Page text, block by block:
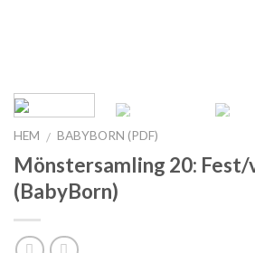
HEM / BABYBORN (PDF)
Mönstersamling 20:
(BabyBorn)